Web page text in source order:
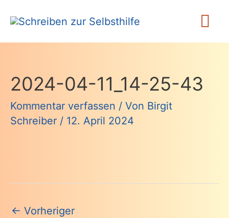
Inhalt
springen
2024-04-11_14-25-43
Kommentar verfassen / Von Birgit
Schreiber / 12. April 2024
Beitragsnavigation
← Vorheriger